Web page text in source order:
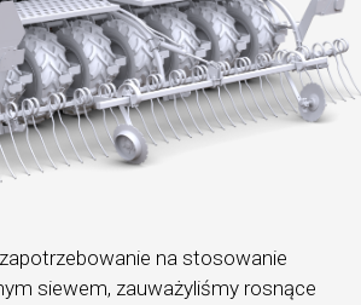
na stosowanie
siewem, zauważyliśmy rosnące